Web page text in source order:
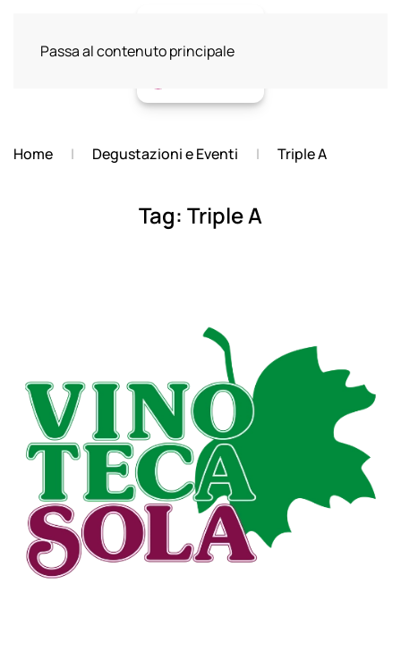
Passa al contenuto principale
Home Degustazioni e Eventi Triple A
Tag: Triple A